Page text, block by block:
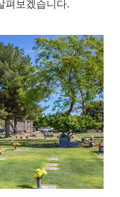
펴보겠습니다.